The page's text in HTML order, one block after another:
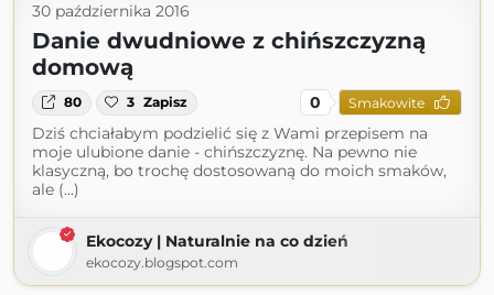
30 października 2016
Danie dwudniowe z chińszczyzną
domową
80 3 Zapisz 0 Smakowite
Dziś chciałabym podzielić się z Wami przepisem na
moje ulubione danie - chińszczyznę. Na pewno nie
klasyczną, bo trochę dostosowaną do moich smaków,
ale (...)
Ekocozy | Naturalnie na co dzień
ekocozy.blogspot.com